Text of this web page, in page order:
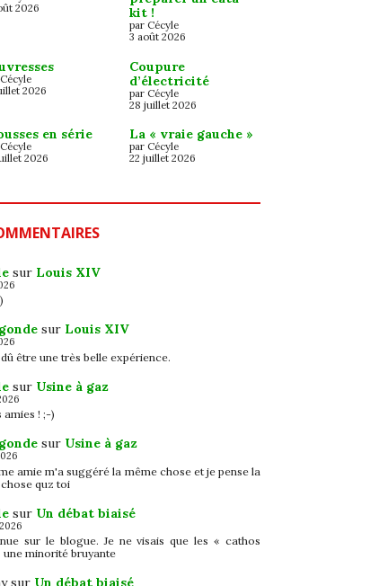
2026
kit !
par Cécyle
3 août 2026
2026
Coupure
d’électricité
par Cécyle
28 juillet 2026
en série
2026
La « vraie gauche »
par Cécyle
22 juillet 2026
sur Louis XIV
sur Louis XIV
être une très belle expérience.
sur Usine à gaz
amies ! ;-)
sur Usine à gaz
amie m'a suggéré la même chose et je pense la
quz toi
sur Un débat biaisé
sur le blogue. Je ne visais que les « cathos
une minorité bruyante